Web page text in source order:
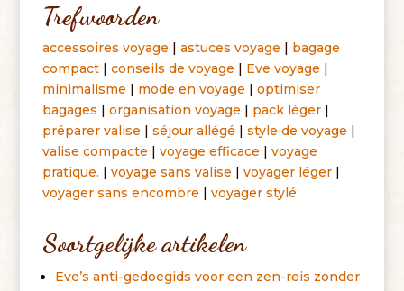
Trefwoorden
accessoires voyage |astuces voyage | bagage
compact |conseils de voyage | Eve voyage |
minimalisme | mode en voyage |optimiser
bagages |organisation voyage | pack léger |
préparer valise |séjour allégé |style de voyage |
valise compacte |voyage efficace |voyage
pratique. |voyage sans valise |voyager léger |
voyager sans encombre |voyager stylé
Soortgelijke artikelen
Eve’s anti-gedoegids voor een zen-reis zonder